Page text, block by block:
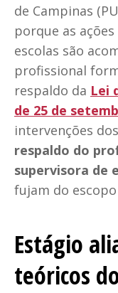
de Campinas
porque as
escolas são
profissional
respaldo da Lei
de 25 de
intervenções
respaldo do
supervisora de
fujam do
Estágio
teóricos